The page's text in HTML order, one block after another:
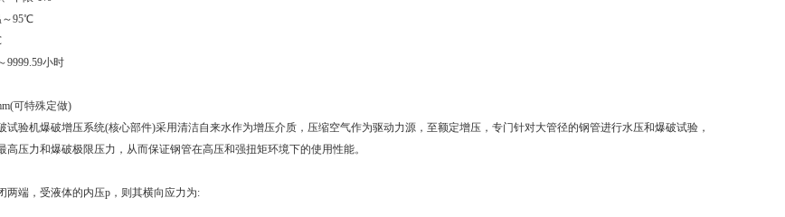
～95℃
9999.59小时
可特殊定做)
试验机爆破增压系统(核心部件)采用清洁自来水作为增压介质，压缩空气作为驱动力源，至额定增压，专门针对大管径的钢管进行水压和爆破试验，
高压力和爆破极限压力，从而保证钢管在高压和强扭矩环境下的使用性能。
两端，受液体的内压p，则其横向应力为: